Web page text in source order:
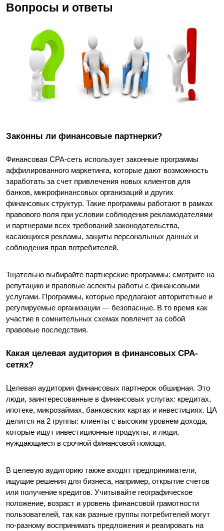
Вопросы и ответы
Законны ли финансовые партнерки?
Финансовая CPA-сеть использует законные программы
аффилированного маркетинга, которые дают возможность
заработать за счет привлечения новых клиентов для
банков, микрофинансовых организаций и других
финансовых структур. Такие программы работают в рамках
правового поля при условии соблюдения рекламодателями
и партнерами всех требований законодательства,
касающихся рекламы, защиты персональных данных и
соблюдения прав потребителей.
Тщательно выбирайте партнерские программы: смотрите на
репутацию и правовые аспекты работы с финансовыми
услугами. Программы, которые предлагают авторитетные и
регулируемые организации — безопасные. В то время как
участие в сомнительных схемах повлечет за собой
правовые последствия.
Какая целевая аудитория в финансовых CPA-
сетях?
Целевая аудитория финансовых партнерок обширная. Это
люди, заинтересованные в финансовых услугах: кредитах,
ипотеке, микрозаймах, банковских картах и инвестициях. ЦА
делится на 2 группы: клиенты с высоким уровнем дохода,
которые ищут инвестиционные продукты, и люди,
нуждающиеся в срочной финансовой помощи.
В целевую аудиторию также входят предприниматели,
ищущие решения для бизнеса, например, открытие счетов
или получение кредитов. Учитывайте географическое
положение, возраст и уровень финансовой грамотности
пользователей, так как разные группы потребителей могут
по-разному воспринимать предложения и реагировать на